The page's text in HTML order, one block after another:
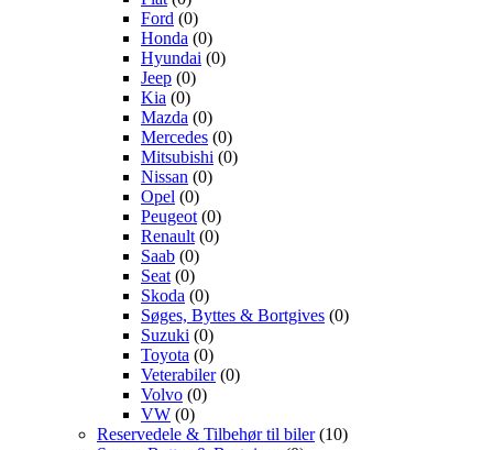
Ford (0)
Honda (0)
Hyundai (0)
Jeep (0)
Kia (0)
Mazda (0)
Mercedes (0)
Mitsubishi (0)
Nissan (0)
Opel (0)
Peugeot (0)
Renault (0)
Saab (0)
Seat (0)
Skoda (0)
Søges, Byttes & Bortgives (0)
Suzuki (0)
Toyota (0)
Veterabiler(0)
Volvo (0)
VW (0)
Reservedele & Tilbehør til biler(10)